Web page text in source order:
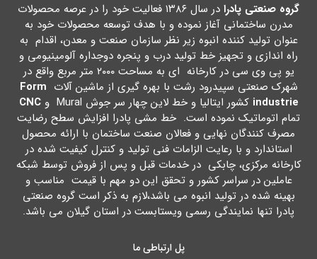
گروه صنعتی پادرا
در سال ۱۳۸۶ فعالیت خود را در عرصه محصولات
مدرن ساختمانی آغاز نموده و با هدف توسعه محصولات خود به
عنوان تولید کننده انبوه زیر نظر سازمان صنعت و معدن، اقدام به
راه اندازي و تجهیز خط تولید درب و پنجره دوجداره آلومینیومی و
یو پی وي سی در کارخانه اي به مساحت ۲۰۰۰ متر مربع واقع در
شهرك صنعتی سپیدرود رشت با بهره گیري از ماشین آلات Form
industrie کشور ایتالیا و خط لاین چهار سر جوش Mural و
CNC
تمام اتوماتیک نموده است. خط مشی پادرا افزایش سطح رضایت
مصرف کنندگان نهایی و فعالان صنعت ساختمان با ارائه محصول
استاندارد و با رعایت الزامات فنی تولید و کنترل کیفیت شده در
کارخانه مرکزي، چابکی در خدمات قبل و پس از فروش توسط شبکه
عاملین در سراسر کشور و تحقق این دو مهم با قیمت مناسب و
بهینه شده در تولید انبوه می باشد،لازم به ذکر است گروه صنعتی
پادرا تنها نمایندگی رسمی ویستابست در استان گیلان می باشد.
پل ارتباطی ما